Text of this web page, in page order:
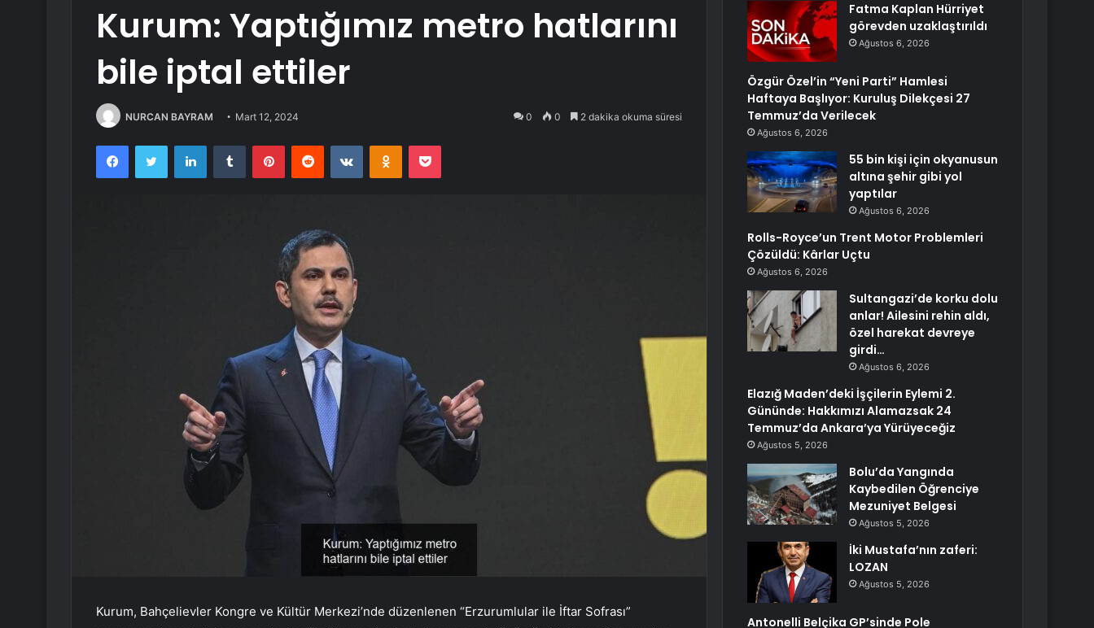
Kurum: Yaptığımız metro hatlarını
bile iptal ettiler
NURCAN BAYRAM Mart 12, 2024 0 0 2 dakika okuma süresi
FacebookTwitter LinkedInTumblr PinterestReddit VKontakteOdnoklassniki
Pocket
Kurum, Bahçelievler Kongre ve Kültür Merkezi’nde düzenlenen “Erzurumlular ile İftar Sofrası”
Fatma Kaplan Hürriyet
görevden uzaklaştırıldı
Ağustos 6, 2026
Özgür Özel’in “Yeni Parti” Hamlesi
Haftaya Başlıyor: Kuruluş Dilekçesi 27
Temmuz’da Verilecek
Ağustos 6, 2026
55 bin kişi için okyanusun
altına şehir gibi yol
yaptılar
Ağustos 6, 2026
Rolls-Royce’un Trent Motor Problemleri
Çözüldü: Kârlar Uçtu
Ağustos 6, 2026
Sultangazi’de korku dolu
anlar! Ailesini rehin aldı,
özel harekat devreye
girdi…
Ağustos 6, 2026
Elazığ Maden’deki İşçilerin Eylemi 2.
Gününde: Hakkımızı Alamazsak 24
Temmuz’da Ankara’ya Yürüyeceğiz
Ağustos 5, 2026
Bolu’da Yangında
Kaybedilen Öğrenciye
Mezuniyet Belgesi
Ağustos 5, 2026
İki Mustafa’nın zaferi:
LOZAN
Ağustos 5, 2026
Antonelli Belçika GP’sinde Pole